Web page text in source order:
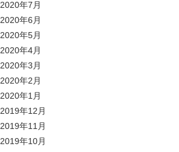
2020年7月
2020年6月
2020年5月
2020年4月
2020年3月
2020年2月
2020年1月
2019年12月
2019年11月
2019年10月